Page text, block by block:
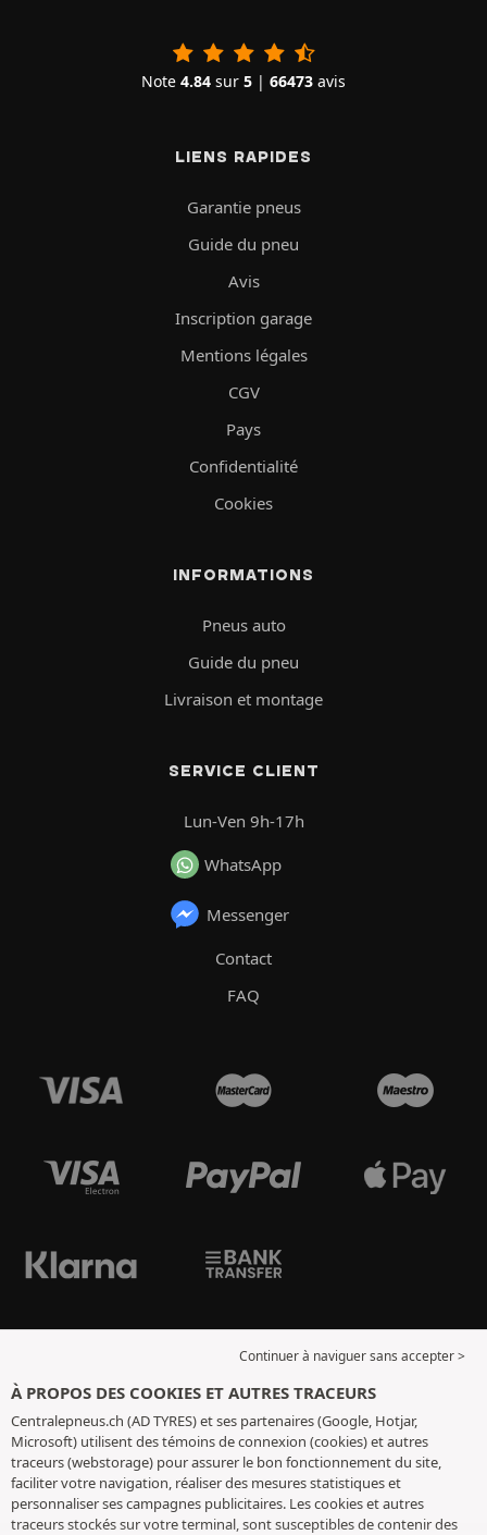
Note 4.84 sur 5 | 66473 avis
LIENS RAPIDES
Garantie pneus
Guide du pneu
Avis
Inscription garage
Mentions légales
CGV
Pays
Confidentialité
Cookies
INFORMATIONS
Pneus auto
Guide du pneu
Livraison et montage
SERVICE CLIENT
Lun-Ven 9h-17h
WhatsApp
Messenger
Contact
FAQ
Continuer à naviguer sans accepter >
À PROPOS DES COOKIES ET AUTRES TRACEURS
Centralepneus.ch (AD TYRES) et ses partenaires (Google, Hotjar,
Microsoft) utilisent des témoins de connexion (cookies) et autres
traceurs (webstorage) pour assurer le bon fonctionnement du site,
faciliter votre navigation, réaliser des mesures statistiques et
personnaliser ses campagnes publicitaires. Les cookies et autres
traceurs stockés sur votre terminal, sont susceptibles de contenir des